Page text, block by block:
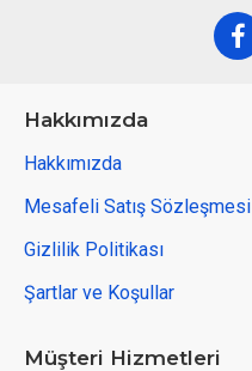
Hakkımızda
Hakkımızda
Mesafeli Satış Sözleşmesi
Gizlilik Politikası
Şartlar ve Koşullar
Müşteri Hizmetleri